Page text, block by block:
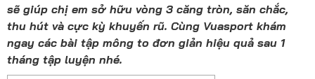
sẽ giúp chị em sở hữu vòng 3 căng tròn, săn chắc,
thu hút và cực kỳ khuyến rũ. Cùng Vuasport khám
ngay các bài tập mông to đơn giản hiệu quả sau 1
tháng tập luyện nhé.